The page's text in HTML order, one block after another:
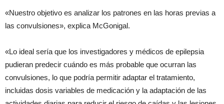
«Nuestro objetivo es analizar los patrones en las horas previas a
las convulsiones», explica McGonigal.
«Lo ideal sería que los investigadores y médicos de epilepsia
pudieran predecir cuándo es más probable que ocurran las
convulsiones, lo que podría permitir adaptar el tratamiento,
incluidas dosis variables de medicación y la adaptación de las